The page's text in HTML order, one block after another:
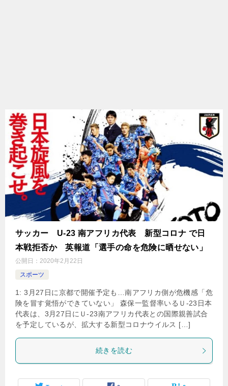
サッカー U-23 南アフリカ代表 新型コロナ で日
本戦拒否か 英報道「選手の命を危険に晒せない」
公開日： 2020年2月22日
スポーツ
1: 3月27日に京都で開催予定も…南アフリカ側が危機感「危
険を冒す覚悟ができていない」 森保一監督率いるＵ-23日本
代表は、3月27日にＵ-23南アフリカ代表との国際親善試合
を予定しているが、拡大する新型コロナウイルス […]
続きを読む